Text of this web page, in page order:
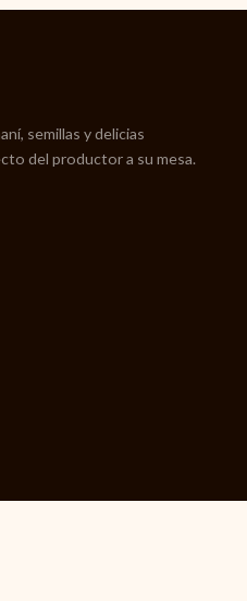
semillas y delicias
del productor a su mesa.